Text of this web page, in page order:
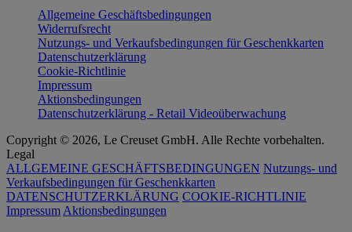
Allgemeine Geschäftsbedingungen
Widerrufsrecht
Nutzungs- und Verkaufsbedingungen für Geschenkkarten
Datenschutzerklärung
Cookie-Richtlinie
Impressum
Aktionsbedingungen
Datenschutzerklärung - Retail Videoüberwachung
Copyright © 2026, Le Creuset GmbH. Alle Rechte vorbehalten.
Legal
ALLGEMEINE GESCHÄFTSBEDINGUNGEN Nutzungs- und
Verkaufsbedingungen für Geschenkkarten
DATENSCHUTZERKLÄRUNG COOKIE-RICHTLINIE
ImpressumAktionsbedingungen